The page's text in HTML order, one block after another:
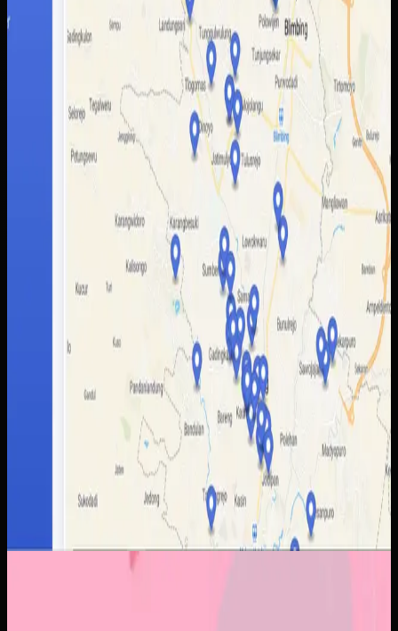
Kami membangun peta interaktif berbasis web dengan
data lokasi, kategori destinasi, dan detail tempat yang
lebih mudah dibaca pengguna. Admin juga mendapatkan
alur pengelolaan data yang lebih rapi untuk memperbarui
informasi wisata tanpa bergantung pada banyak kanal
Baca studi kasus